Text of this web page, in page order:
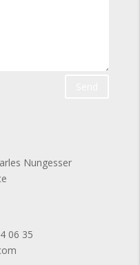
Nungesser
06 35